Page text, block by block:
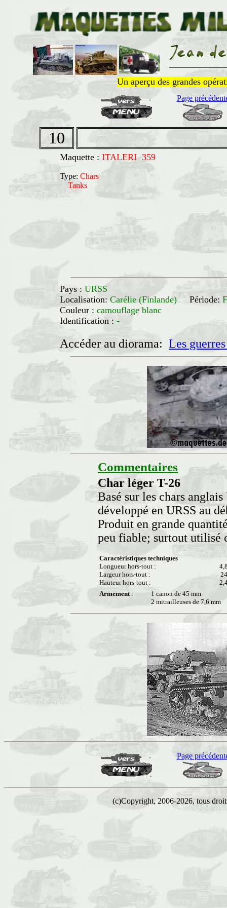
Un aperçu des grandes
Page
10
Maquette : ITALERI 359
Type: Chars
Tanks
Pays : URSS
Localisation: Carélie (Finlande) Période:
Couleur : camouflage blanc
Identification : -
Accéder au diorama: Les
Commentaires
Char léger T-26
Basé sur les chars
développé en URSS au
Produit en grande
peu fiable; surtout utilisé
Caractéristiques techniques
Longueur hors-tout :
Largeur hors-tout :
Hauteur hors-tout :
Armement:
1 canon de 45 mm
2 mitrailleuses de 7,6 mm
Page
(c)Copyright, 2006-2026, tous